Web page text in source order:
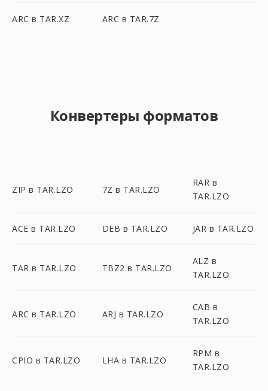
ARC в TAR.XZ ARC в TAR.7Z
Конвертеры форматов
ZIP в TAR.LZO 7Z в TAR.LZO
RAR в
TAR.LZO
ACE в TAR.LZO DEB в TAR.LZO JAR в TAR.LZO
TAR в TAR.LZO TBZ2 в TAR.LZO
ALZ в
TAR.LZO
ARC в TAR.LZO ARJ в TAR.LZO
CAB в
TAR.LZO
CPIO в TAR.LZO LHA в TAR.LZO
RPM в
TAR.LZO